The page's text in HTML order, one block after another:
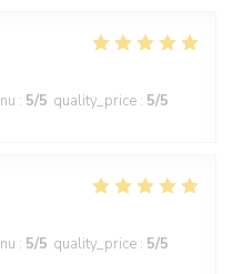
: 5/5 quality_price : 5/5
: 5/5 quality_price : 5/5